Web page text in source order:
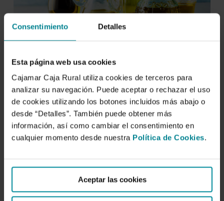
Consentimiento Detalles
Esta página web usa cookies
Cajamar Caja Rural utiliza cookies de terceros para
analizar su navegación. Puede aceptar o rechazar el uso
de cookies utilizando los botones incluidos más abajo o
desde “Detalles”. También puede obtener más
información, así como cambiar el consentimiento en
cualquier momento desde nuestra Política de Cookies.
Aceptar las cookies
Visualizar
Comercio exterior
agroalimentario | Aceites.